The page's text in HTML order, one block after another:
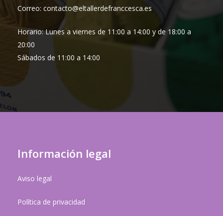
Correo: contacto@eltallerdefranccesca.es
Horario: Lunes a viernes de 11:00 a 14:00 y de 18:00 a
20:00
Sábados de 11:00 a 14:00
Información legal
Aviso legal
Política de privacidad